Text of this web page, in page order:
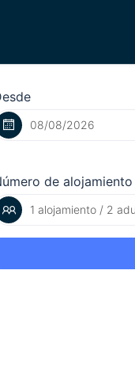
de alojamiento
1 alojamiento / 2